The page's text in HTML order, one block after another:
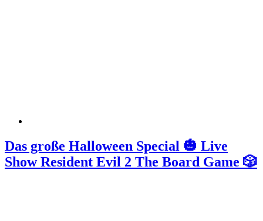
Das große Halloween Special 🎃 Live
Show Resident Evil 2 The Board Game 🎲